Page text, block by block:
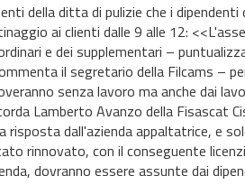
della ditta di pulizie che i
ai clienti dalle 9 alle 12:
e dei supplementari –
il segretario della Filcams –
senza lavoro ma anche dai
Lamberto Avanzo della Fisascat
dall'azienda appaltatrice, e
rinnovato, con il conseguente
dovranno essere assunte dai